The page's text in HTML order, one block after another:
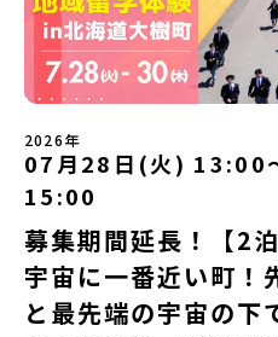
人さんからまなぶ！有田焼伝統の
（協力：clay studio）「みんな
り -仲間や地元の高校生、町の大
（AM）「1日目の振り返り」「
（PM）「ランチ/お土産タイム」
ってプログラムを変更する場合が
所】佐賀県 有田町（ありたちょう
月5日（日）※参加が確定した方
「参加者向け事前オンライン研修
加をお願いします。【集合場所・
駅※12：00までにJR有田駅に到着
所・時間】7月5日(日) 13：00頃
学3年生【宿泊先】ありこや（佐
験」は、日本全国約200の高校と
を送る「地域みらい留学」をプチ
めてのひとり旅でも安心！現地で
いたします。今回のフィールドは
う）」北海道の南に位置する平取
然と「アイヌ文化」が継承されて
す。町名の「平取（びらとり）」
（崖の間を意味）という言葉から
大きな山々が連なる「幌尻岳（ぽ
本一の広さを誇る「すずらん」が
ごす放牧地。日本一の清流に選ば
スが泳ぐ「沙流川（さるがわ）」
い圧倒的スケールの自然を味わう
（みなもとのよしつね）とも縁が
2026年
07月28日(火) 13:00
15:00
募集期間延長！【2
宇宙に一番近い町！
と最先端の宇宙の下